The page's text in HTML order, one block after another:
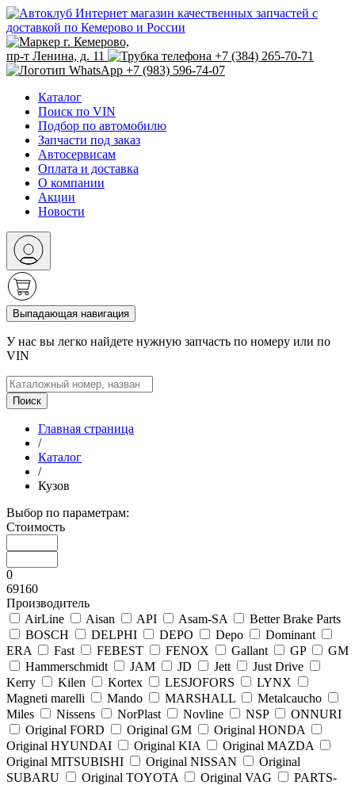
Интернет магазин качественных запчастей с
доставкой по Кемерово и России
г. Кемерово,
пр-т Ленина, д. 11
+7 (384) 265-70-71
+7 (983) 596-74-07
Каталог
Поиск по VIN
Подбор по автомобилю
Запчасти под заказ
Автосервисам
Оплата и доставка
О компании
Акции
Новости
Выпадающая навигация
У нас вы легко найдете нужную запчасть по номеру или по
VIN
Поиск
Главная страница
/
Каталог
/
Кузов
Выбор по параметрам:
Стоимость
0
69160
Производитель
AirLine
Aisan API Asam-SA
Better Brake Parts
BOSCH
DELPHI DEPO Depo
Dominant
ERA
Fast FEBEST FENOX Gallant GP
GМ
Hammerschmidt
JAM JD Jett
Just Drive
Kerry
Kilen Kortex LESJOFORS
LYNX
Magneti marelli
Mando MARSHALL
Metalcaucho
Miles
Nissens NorPlast Novline NSP
ONNURI
Original FORD
Original GM
Original HONDA
Original HYUNDAI
Original KIA
Original MAZDA
Original MITSUBISHI
Original NISSAN
Original
SUBARU
Original TOYOTA Original VAG
PARTS-